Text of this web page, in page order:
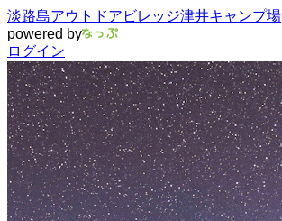
淡路島アウトドアビレッジ津井キャンプ場
powered by
ログイン